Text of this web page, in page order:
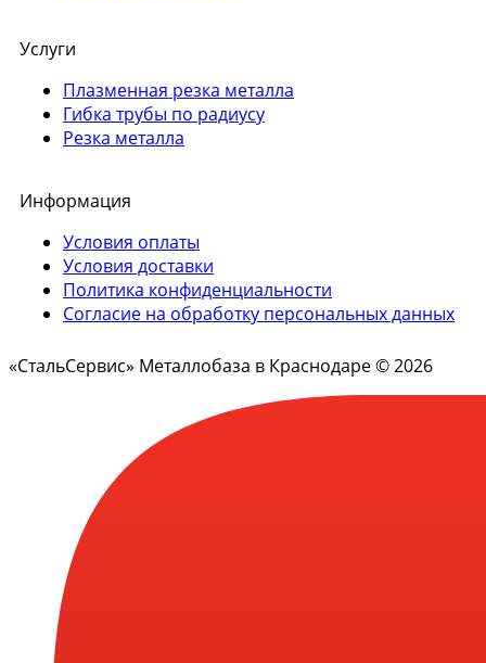
Услуги
Плазменная резка металла
Гибка трубы по радиусу
Резка металла
Информация
Условия оплаты
Условия доставки
Политика конфиденциальности
Согласие на обработку персональных данных
«СтальСервис» Металлобаза в Краснодаре © 2026